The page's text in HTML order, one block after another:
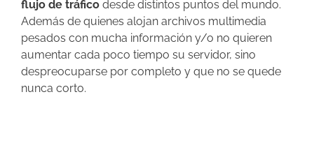
flujo de tráfico desde distintos puntos del mundo.
Además de quienes alojan archivos multimedia
pesados con mucha información y/o no quieren
aumentar cada poco tiempo su servidor, sino
despreocuparse por completo y que no se quede
nunca corto.